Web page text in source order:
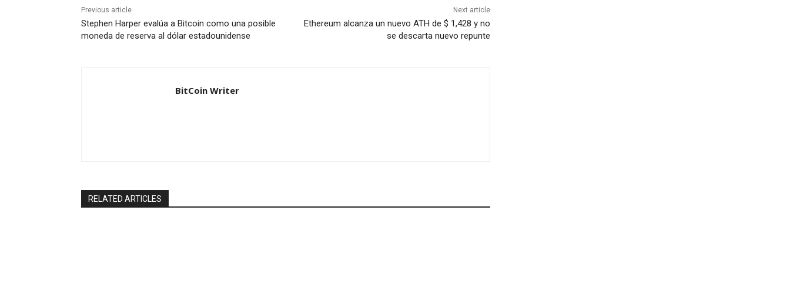
Previous article
Stephen Harper evalúa a Bitcoin como una posible
moneda de reserva al dólar estadounidense
Next article
Ethereum alcanza un nuevo ATH de $ 1,428 y no
se descarta nuevo repunte
BitCoin Writer
RELATED ARTICLES